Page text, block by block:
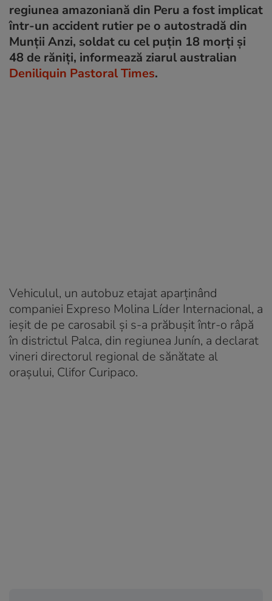
regiunea amazoniană din Peru a fost implicat
într-un accident rutier pe o autostradă din
Munții Anzi, soldat cu cel puțin 18 morți și
48 de răniți, informează ziarul australian
Deniliquin Pastoral Times.
Vehiculul, un autobuz etajat aparținând
companiei Expreso Molina Líder Internacional, a
ieșit de pe carosabil și s-a prăbușit într-o râpă
în districtul Palca, din regiunea Junín, a declarat
vineri directorul regional de sănătate al
orașului, Clifor Curipaco.